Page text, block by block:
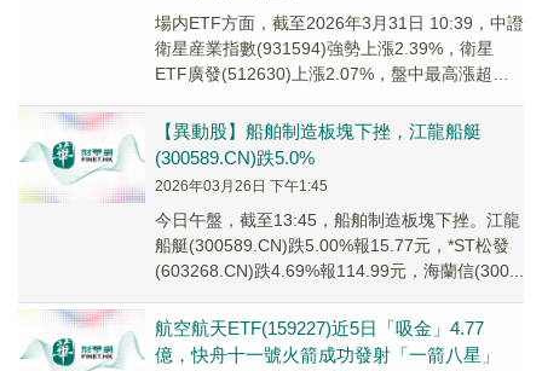
場内ETF方面，截至2026年3月31日 10:39，中證
衛星産業指數(931594)強勢上漲2.39%，衛星
ETF廣發(512630)上漲2.07%，盤中最高漲超
【異動股】船舶制造板塊下挫，江龍船艇
(300589.CN)跌5.0%
2026年03月26日 下午1:45
今日午盤，截至13:45，船舶制造板塊下挫。江龍
船艇(300589.CN)跌5.00%報15.77元，*ST松發
(603268.CN)跌4.69%報114.99元，海蘭信(300...
航空航天ETF(159227)近5日「吸金」4.77
億，快舟十一號火箭成功發射「一箭八星」